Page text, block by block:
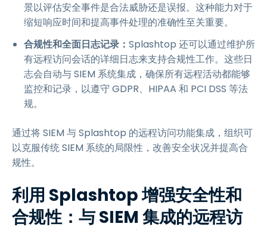
景以评估安全事件是合法威胁还是误报。这种能力对于
缩短响应时间和提高事件处理的准确性至关重要。
合规性和全面日志记录： Splashtop 还可以通过维护所
有远程访问会话的详细日志来支持合规性工作。这些日
志会自动与 SIEM 系统集成，确保所有远程活动都能够
监控和记录，以遵守 GDPR、HIPAA 和 PCI DSS 等法
规。
通过将 SIEM 与 Splashtop 的远程访问功能集成，组织可
以克服传统 SIEM 系统的局限性，改善安全状况并提高合
规性。
利用 Splashtop 增强安全性和
合规性：与 SIEM 集成的远程访